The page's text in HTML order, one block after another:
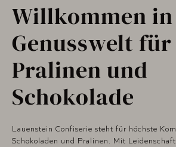
Willkommen
Genusswelt für
Pralinen und
Schokolade
Lauenstein Confiserie steht für höchste
Schokoladen und Pralinen. Mit